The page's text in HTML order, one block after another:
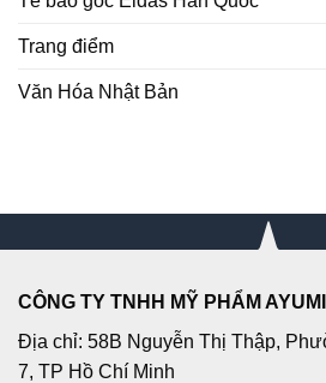
Trang điểm
Văn Hóa Nhật Bản
CÔNG TY TNHH MỸ PHẨM AYUMI
Địa chỉ: 58B Nguyễn Thị Thập,
7, TP Hồ Chí Minh